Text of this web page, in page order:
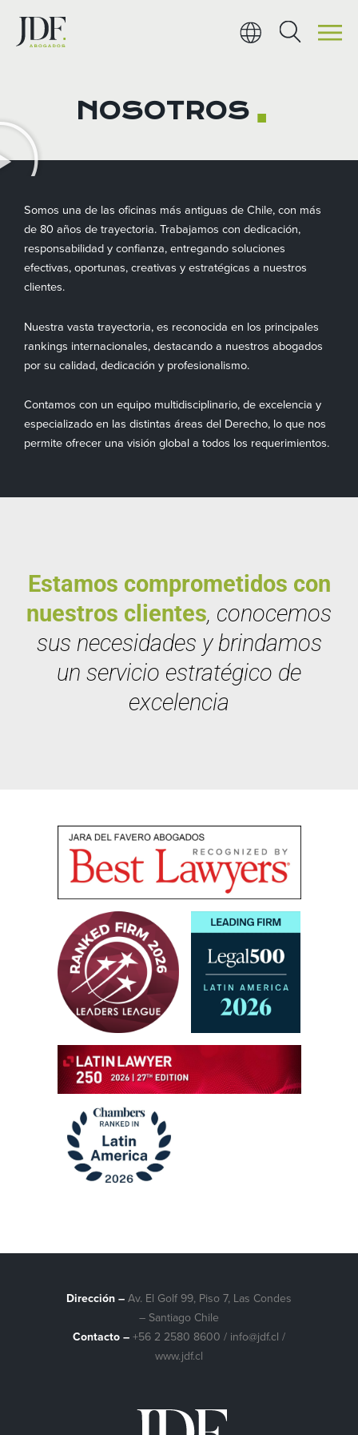
contenido
NOSOTROS ■
Somos una de las oficinas más antiguas de Chile, con más
de 80 años de trayectoria. Trabajamos con dedicación,
responsabilidad y confianza, entregando soluciones
efectivas, oportunas, creativas y estratégicas a nuestros
clientes.
Nuestra vasta trayectoria, es reconocida en los principales
rankings internacionales, destacando a nuestros abogados
por su calidad, dedicación y profesionalismo.
Contamos con un equipo multidisciplinario, de excelencia y
especializado en las distintas áreas del Derecho, lo que nos
permite ofrecer una visión global a todos los requerimientos.
Estamos comprometidos con
nuestros clientes, conocemos
sus necesidades y brindamos
un servicio estratégico de
excelencia
Dirección –Av. El Golf 99, Piso 7, Las Condes
– Santiago Chile
Contacto –+56 2 2580 8600 / info@jdf.cl /
www.jdf.cl